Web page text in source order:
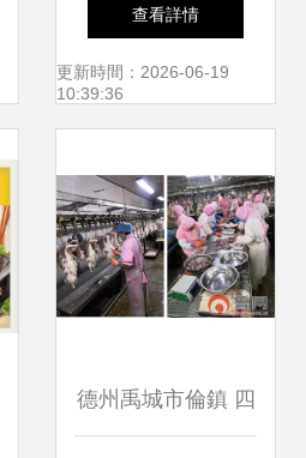
——評《普通高等
現代餐飲業經營管
理導論》
查看詳情
更新時間：2026-06-19
10:39:36
德州禹城市倫鎮 四